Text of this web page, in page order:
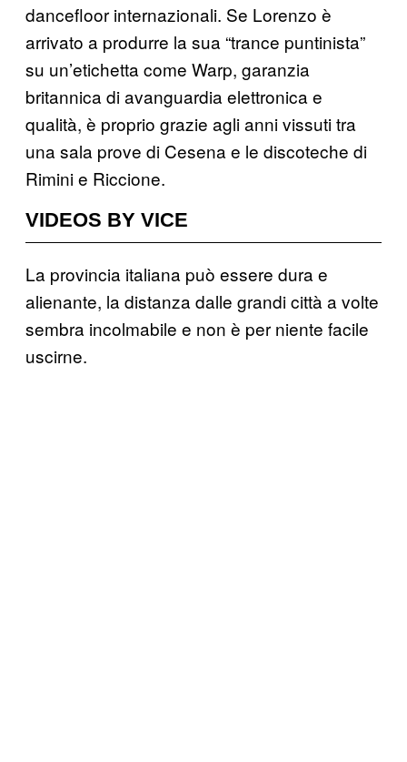
dancefloor internazionali. Se Lorenzo è
arrivato a produrre la sua “trance puntinista”
su un’etichetta come Warp, garanzia
britannica di avanguardia elettronica e
qualità, è proprio grazie agli anni vissuti tra
una sala prove di Cesena e le discoteche di
Rimini e Riccione.
VIDEOS BY VICE
La provincia italiana può essere dura e
alienante, la distanza dalle grandi città a volte
sembra incolmabile e non è per niente facile
uscirne.